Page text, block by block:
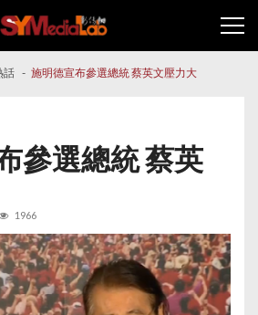
話 施明德宣布參選總統 蔡英文壓力大
參選總統 蔡英
1966